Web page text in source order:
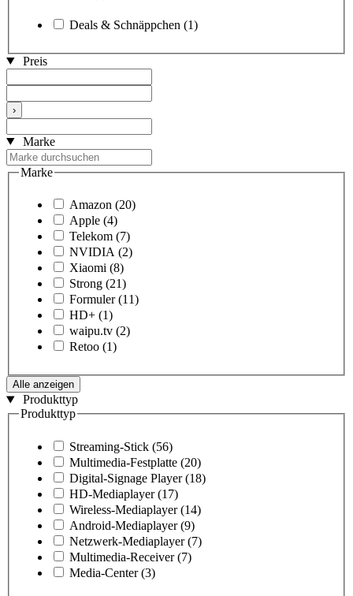
Deals & Schnäppchen (1)
Preis
›
Marke
Marke
Amazon (20)
Apple (4)
Telekom (7)
NVIDIA (2)
Xiaomi (8)
Strong (21)
Formuler (11)
HD+ (1)
waipu.tv (2)
Retoo (1)
Alle anzeigen
Produkttyp
Produkttyp
Streaming-Stick (56)
Multimedia-Festplatte (20)
Digital-Signage Player (18)
HD-Mediaplayer (17)
Wireless-Mediaplayer (14)
Android-Mediaplayer (9)
Netzwerk-Mediaplayer (7)
Multimedia-Receiver (7)
Media-Center (3)